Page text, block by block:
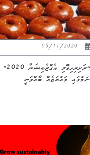
“ރަށިރިހިވޭލި
ނަމުގައި މައުރަޒެއް ބާއްވަނީ